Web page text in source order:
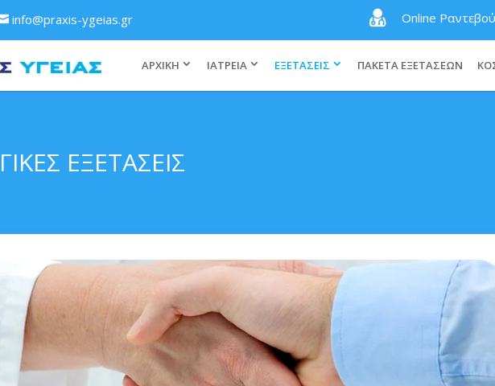
info@praxis-ygeias.gr Online Ραντεβού
ΑΡΧΙΚΗ ΙΑΤΡΕΙΑ ΕΞΕΤΑΣΕΙΣ ΠΑΚΕΤΑ ΕΞΕΤΑΣΕΩΝ
ΕΞΕΤΑΣΕΙΣ